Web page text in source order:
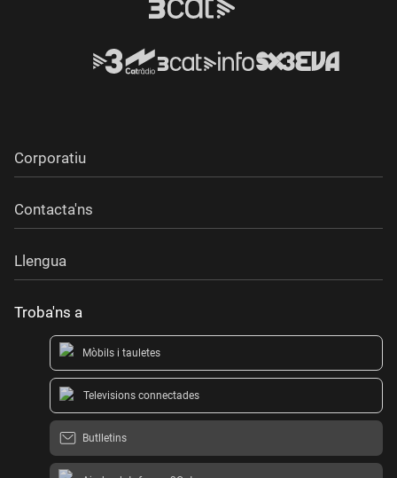
Corporatiu
Contacta'ns
Llengua
Troba'ns a
Mòbils i tauletes
Televisions connectades
Butlletins